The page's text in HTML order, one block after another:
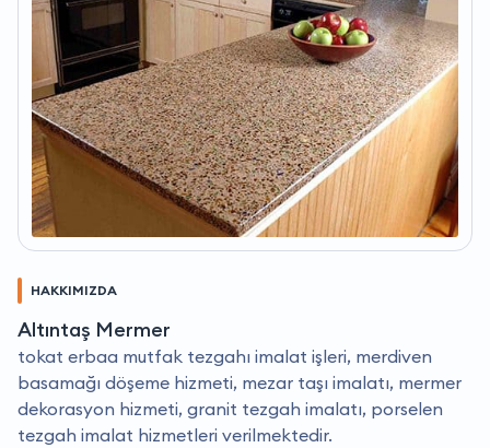
HAKKIMIZDA
Altıntaş Mermer
tokat erbaa mutfak tezgahı imalat işleri, merdiven
basamağı döşeme hizmeti, mezar taşı imalatı, mermer
dekorasyon hizmeti, granit tezgah imalatı, porselen
tezgah imalat hizmetleri verilmektedir.